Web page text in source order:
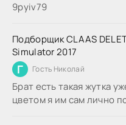
9руіv79
Подборщик CLAAS
Simulator 2017
Г Гость Николай
Брат есть такая жутка
цветом я им сам лично